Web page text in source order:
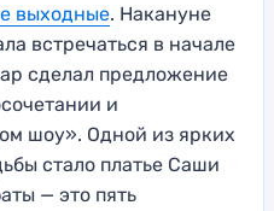
выходные. Накануне
встречаться в начале
сделал предложение
и
шоу». Одной из ярких
стало платье Саши
— это пять